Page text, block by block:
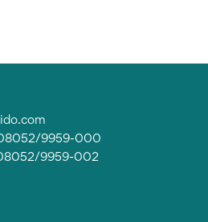
9959-000
9959-002